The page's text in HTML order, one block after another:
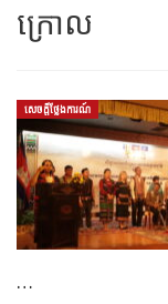
ក្រោល
សេចក្ដីថ្លែងការណ៍
…